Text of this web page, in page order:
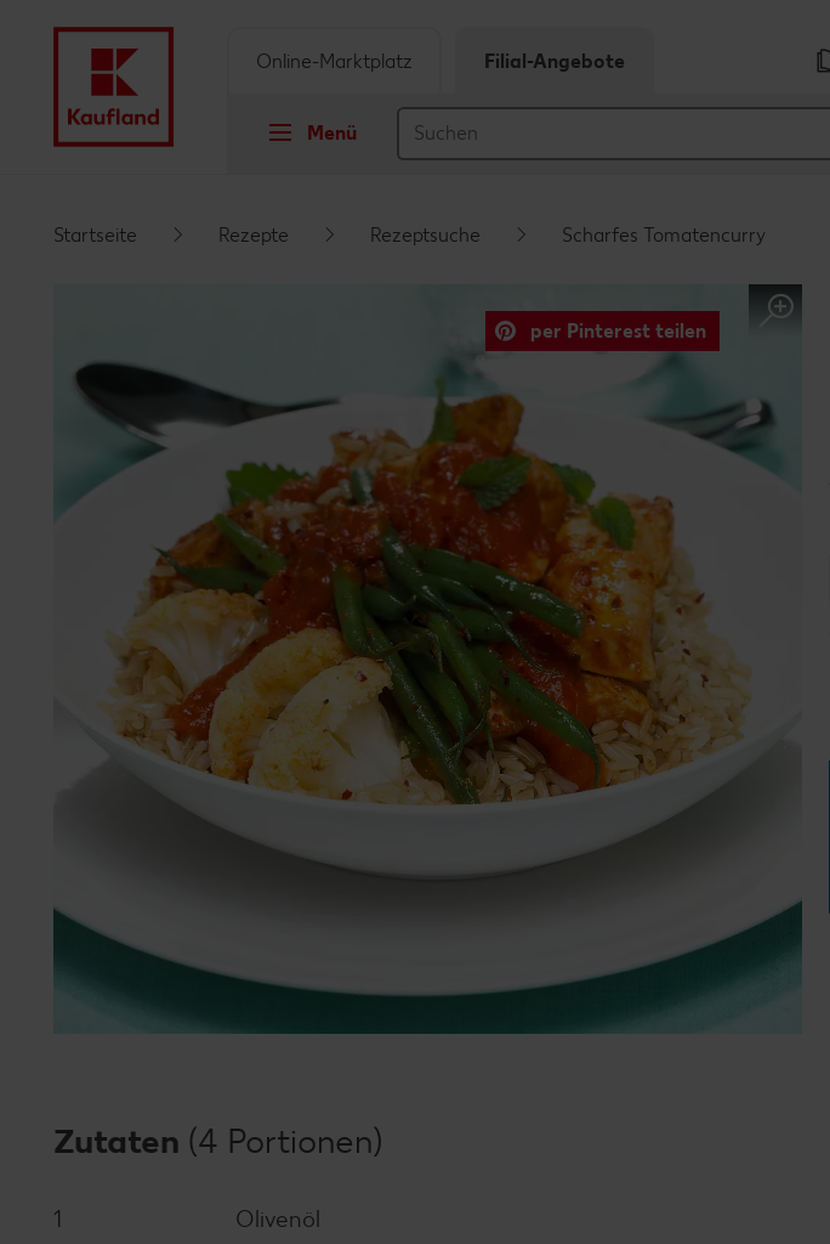
Schwebender Seitenbereich
Menü
Online-Marktplatz Filial-Angebote
Startseite Rezepte Rezeptsuche Scharfes Tomatencurry
per Pinterest teilen
Zutaten (4 Portionen)
1
Olivenöl